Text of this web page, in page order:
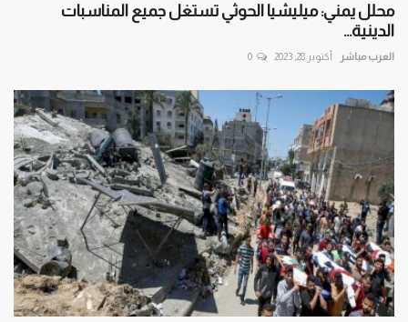
محلل يمني: ميليشيا الحوثي تستغل جميع المناسبات
الدينية...
العرب مباشر أكتوبر 28, 2023 0